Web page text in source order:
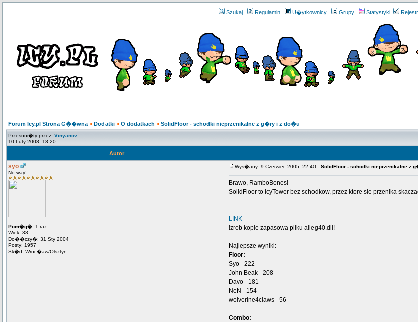
Szukaj Regulamin U�ytkownicy Grupy Statystyki
Forum Icy.pl Strona G��wna » Dodatki » O dodatkach » SolidFloor - schodki nieprzenikalne z g�ry i z do�u
Przesuni�ty przez: Vinyanov
10 Luty 2008, 18:20
Autor
syo
No way!
Pom�g�: 1 raz
Wiek: 38
Do��czy�: 31 Sty 2004
Posty: 1957
Sk�d: Wroc�aw/Olsztyn
Wys�any: 9 Czerwiec 2005, 22:40 SolidFloor - schodki nieprzenikalne z
Brawo, RamboBones!
SolidFloor to IcyTower bez schodkow, przez ktore sie przenika
LINK
!zrob kopie zapasowa pliku alleg40.dll!
Najlepsze wyniki:
Floor:
Syo - 222
John Beak - 208
Davo - 181
NeN - 154
wolverine4claws - 56
Combo: